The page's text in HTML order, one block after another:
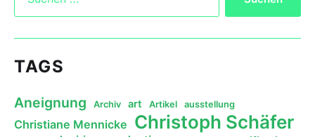
TAGS
Aneignung Archiv art Artikel ausstellung
Christiane Mennicke Christoph Schäfer